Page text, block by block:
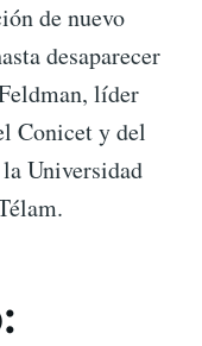
de nuevo
desaparecer
líder
Conicet y del
Universidad